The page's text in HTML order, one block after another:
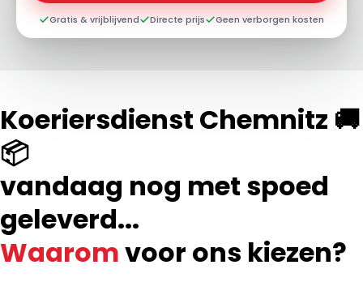
Gratis & vrijblijvend Directe prijs Geen verborgen kosten
Koeriersdienst Chemnitz 🚚
📦
vandaag nog met spoed
geleverd...
Waaromvoor ons kiezen?